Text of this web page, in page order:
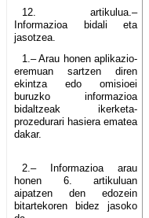
12. artikulua.–
Informazioa bidali eta
jasotzea.
1.– Arau honen aplikazio-
eremuan sartzen diren
ekintza edo omisioei
buruzko informazioa
bidaltzeak ikerketa-
prozedurari hasiera ematea
dakar.
2.– Informazioa arau
honen 6. artikuluan
aipatzen den edozein
bitartekoren bidez jasoko